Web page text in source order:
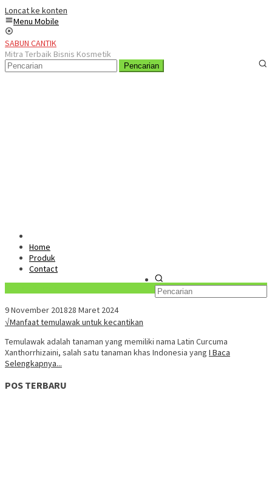
Loncat ke konten
Menu Mobile
SABUN CANTIK
Mitra Terbaik Bisnis Kosmetik
Pencarian
Home
Produk
Contact
9 November 201828 Maret 2024
√Manfaat temulawak untuk kecantikan
Temulawak adalah tanaman yang memiliki nama Latin Curcuma
Xanthorrhizaini, salah satu tanaman khas Indonesia yang I Baca
Selengkapnya...
POS TERBARU